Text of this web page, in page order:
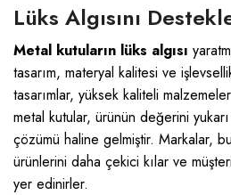
Lüks Algısını
Metal kutuların lüks algısı
tasarım, materyal kalitesi ve
tasarımlar, yüksek kaliteli
metal kutular, ürünün değerini
çözümü haline gelmiştir. Markalar,
ürünlerini daha çekici kılar ve
yer edinirler.